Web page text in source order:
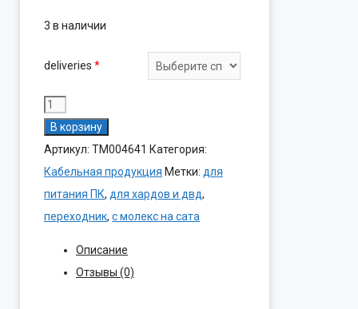
3 в наличии
deliveries *
Количество
товара
Переходник
питания
Molex==>>2SATA
Cablexpert
В корзину
Артикул: ТМ004641 Категория:
Кабельная продукция Метки: для
питания ПК, для хардов и двд,
переходник, с молекс на сата
Описание
Отзывы (0)